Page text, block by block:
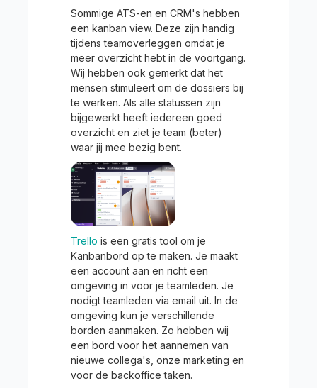
Sommige ATS-en en CRM's hebben
een kanban view. Deze zijn handig
tijdens teamoverleggen omdat je
meer overzicht hebt in de voortgang.
Wij hebben ook gemerkt dat het
mensen stimuleert om de dossiers bij
te werken. Als alle statussen zijn
bijgewerkt heeft iedereen goed
overzicht en ziet je team (beter)
waar jij mee bezig bent.
Trello is een gratis tool om je
Kanbanbord op te maken. Je maakt
een account aan en richt een
omgeving in voor je teamleden. Je
nodigt teamleden via email uit. In de
omgeving kun je verschillende
borden aanmaken. Zo hebben wij
een bord voor het aannemen van
nieuwe collega's, onze marketing en
voor de backoffice taken.